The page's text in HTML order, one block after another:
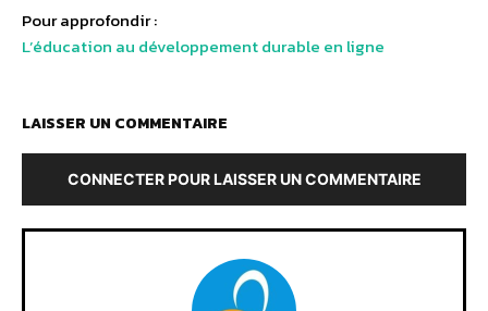
Pour approfondir :
L’éducation au développement durable en ligne
LAISSER UN COMMENTAIRE
CONNECTER POUR LAISSER UN COMMENTAIRE